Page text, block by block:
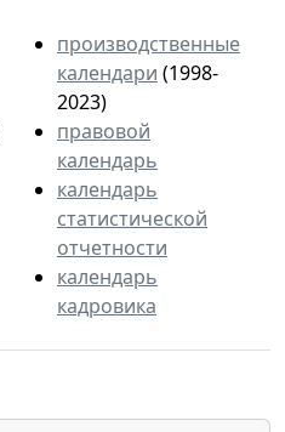
производственные
календари (1998-
2023)
правовой
календарь
календарь
статистической
отчетности
календарь
кадровика